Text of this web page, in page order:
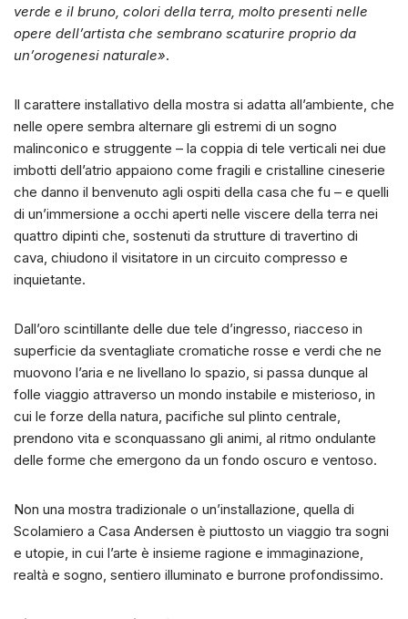
verde e il bruno, colori della terra, molto presenti nelle
opere dell’artista che sembrano scaturire proprio da
un’orogenesi naturale».
Il carattere installativo della mostra si adatta all’ambiente, che
nelle opere sembra alternare gli estremi di un sogno
malinconico e struggente – la coppia di tele verticali nei due
imbotti dell’atrio appaiono come fragili e cristalline cineserie
che danno il benvenuto agli ospiti della casa che fu – e quelli
di un’immersione a occhi aperti nelle viscere della terra nei
quattro dipinti che, sostenuti da strutture di travertino di
cava, chiudono il visitatore in un circuito compresso e
inquietante.
Dall’oro scintillante delle due tele d’ingresso, riacceso in
superficie da sventagliate cromatiche rosse e verdi che ne
muovono l’aria e ne livellano lo spazio, si passa dunque al
folle viaggio attraverso un mondo instabile e misterioso, in
cui le forze della natura, pacifiche sul plinto centrale,
prendono vita e sconquassano gli animi, al ritmo ondulante
delle forme che emergono da un fondo oscuro e ventoso.
Non una mostra tradizionale o un’installazione, quella di
Scolamiero a Casa Andersen è piuttosto un viaggio tra sogni
e utopie, in cui l’arte è insieme ragione e immaginazione,
realtà e sogno, sentiero illuminato e burrone profondissimo.